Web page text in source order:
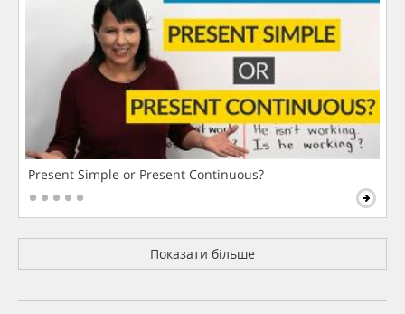
Present Simple or Present Continuous?
Показати більше